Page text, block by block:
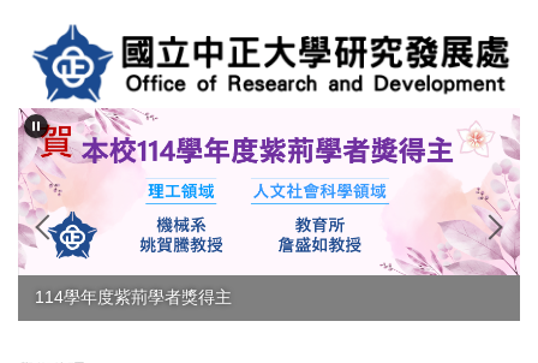
內
容
區
114學年度紫荊學者獎得主